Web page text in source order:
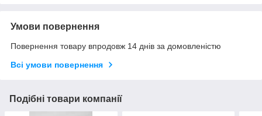
Умови повернення
Повернення товару впродовж 14 днів за домовленістю
Всі умови повернення
Подібні товари компанії